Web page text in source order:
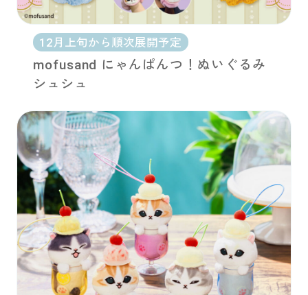
12月上旬から順次展開予定
mofusand にゃんぱんつ！ぬいぐるみ
シュシュ